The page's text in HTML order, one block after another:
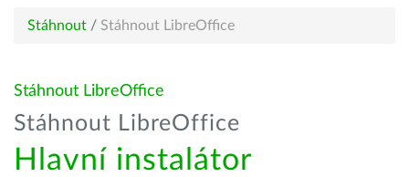
Stáhnout / Stáhnout LibreOffice
Stáhnout LibreOffice
Stáhnout LibreOffice
Hlavní instalátor